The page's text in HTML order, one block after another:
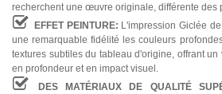
recherchent une œuvre originale, différente des
EFFET PEINTURE: L'impression Giclée
une remarquable fidélité les couleurs
textures subtiles du tableau d'origine, offrant
en profondeur et en impact visuel.
DES MATÉRIAUX DE QUALITÉ